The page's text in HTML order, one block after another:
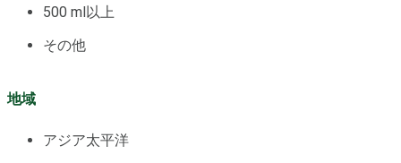
500 ml以上
その他
地域
アジア太平洋